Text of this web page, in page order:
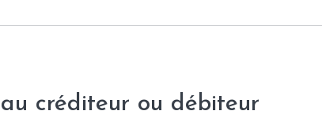
créditeur ou débiteur